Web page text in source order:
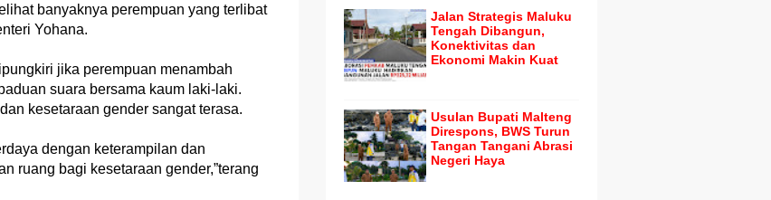
banyaknya perempuan yang terlibat
Yohana.
jika perempuan menambah
suara bersama kaum laki-laki.
kesetaraan gender sangat terasa.
dengan keterampilan dan
ruang bagi kesetaraan gender,”terang
Jalan Strategis Maluku
Tengah Dibangun,
Konektivitas dan
Ekonomi Makin Kuat
Usulan Bupati Malteng
Direspons, BWS Turun
Tangan Tangani Abrasi
Negeri Haya